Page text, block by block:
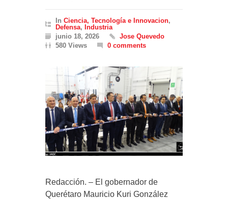
In Ciencia, Tecnología e Innovacion,
Defensa, Industria
junio 18, 2026
Jose Quevedo
580 Views
0 comments
Redacción. – El gobernador de
Querétaro Mauricio Kuri González